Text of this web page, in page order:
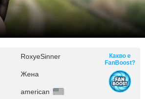
RoxyeSinner
Жена
american
Какво е
FanBoost?